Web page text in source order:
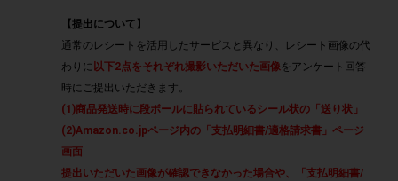
【提出について】
通常のレシートを活用したサービスと異なり、レシート画像の代
わりに 以下2点をそれぞれ撮影いただいた画像をアンケート回答
時にご提出いただきます。
(1)商品発送時に段ボールに貼られているシール状の「送り状」
(2)Amazon.co.jpページ内の「支払明細書/適格請求書」ページ
画面
提出いただいた画像が確認できなかった場合や、「支払明細書/